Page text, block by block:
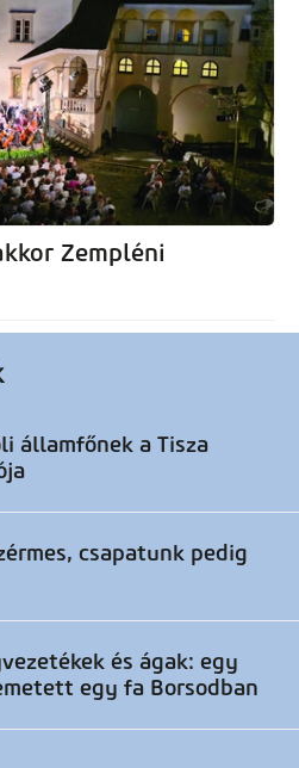
Zempléni
államfőnek a Tisza
csapatunk pedig
és ágak: egy
egy fa Borsodban